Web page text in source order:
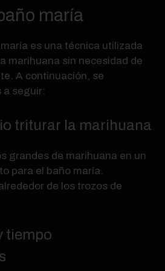
maría
es una técnica utilizada
marihuana sin necesidad de
A continuación, se
a seguir:
triturar la marihuana
grandes de marihuana en un
para el baño maría.
de los trozos de
tiempo